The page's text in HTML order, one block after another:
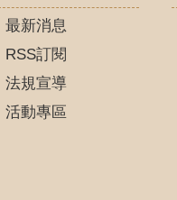
最新消息
RSS訂閱
法規宣導
活動專區